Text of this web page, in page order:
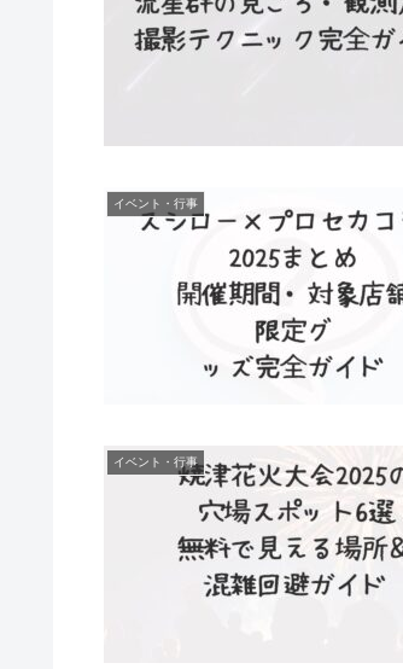
イベント・行事
イベント・行事